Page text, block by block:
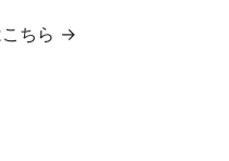
こちら →